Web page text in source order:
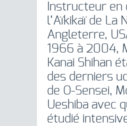
Instructeur en
l’Aïkikaï de La
Angleterre,
1966 à 2004,
Kanai Shihan
des derniers
de O-Sensei,
Ueshiba avec
étudié